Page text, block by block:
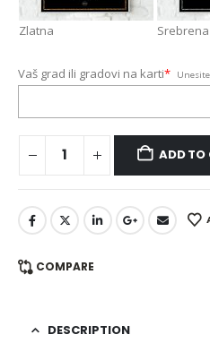
Zlatna Srebrena
Vaš grad ili gradovi na karti*
ADD TO
COMPARE
DESCRIPTION